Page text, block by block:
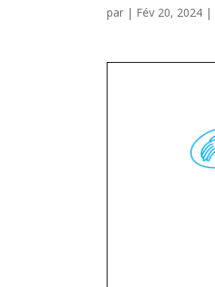
par | Fév 20, 2024 |